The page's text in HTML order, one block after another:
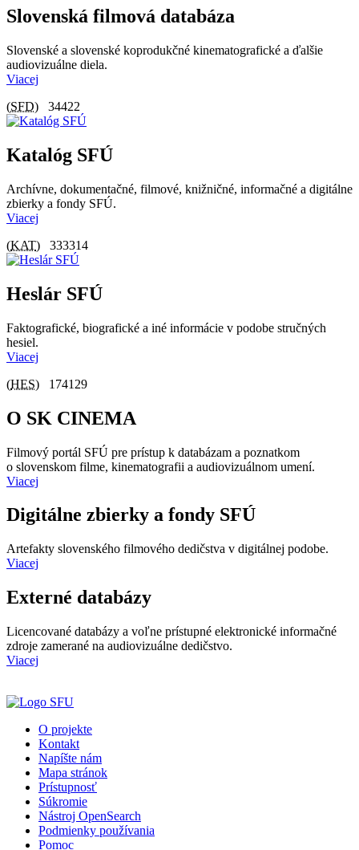
Slovenská filmová databáza
Slovenské a slovenské koprodukčné kinematografické a ďalšie
audiovizuálne diela.
Viacej
(SFD) 34422
Katalóg SFÚ
Archívne, dokumentačné, filmové, knižničné, informačné a digitálne
zbierky a fondy SFÚ.
Viacej
(KAT) 333314
Heslár SFÚ
Faktografické, biografické a iné informácie v podobe stručných
hesiel.
Viacej
(HES) 174129
O SK CINEMA
Filmový portál SFÚ pre prístup k databázam a poznatkom
o slovenskom filme, kinematografii a audiovizuálnom umení.
Viacej
Digitálne zbierky a fondy SFÚ
Artefakty slovenského filmového dedičstva v digitálnej podobe.
Viacej
Externé databázy
Licencované databázy a voľne prístupné elektronické informačné
zdroje zamerané na audiovizuálne dedičstvo.
Viacej
O projekte
Kontakt
Napíšte nám
Mapa stránok
Prístupnosť
Súkromie
Nástroj OpenSearch
Podmienky používania
Pomoc